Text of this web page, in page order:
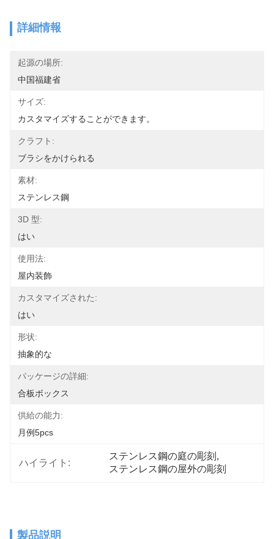
詳細情報
起源の場所:
中国福建省
サイズ:
カスタマイズすることができます。
クラフト:
ブラシをかけられる
素材:
ステンレス鋼
3D 型:
はい
使用法:
屋内装飾
カスタマイズされた:
はい
形状:
抽象的な
パッケージの詳細:
合板ボックス
供給の能力:
月例5pcs
ハイライト:
ステンレス鋼の庭の彫刻 ,
ステンレス鋼の屋外の彫刻
製品説明